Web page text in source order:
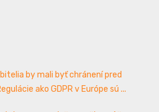
by mali byť chránení pred
ako GDPR v Európe sú ...